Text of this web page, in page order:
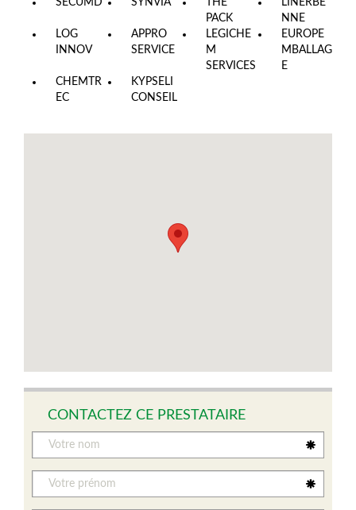
SECUMD
SYNVIA
THE
PACK
LINERBE
NNE
LOG
INNOV
APPRO
SERVICE
LEGICHE
M
SERVICES
EUROPE
MBALLAG
E
CHEMTR
EC
KYPSELI
CONSEIL
CONTACTEZ CE PRESTATAIRE